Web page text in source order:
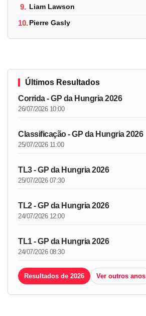
9. Liam Lawson
10.Pierre Gasly
Últimos Resultados
Corrida - GP da Hungria 2026
26/07/2026 10:00
Classificação - GP da Hungria 2026
25/07/2026 11:00
TL3 - GP da Hungria 2026
25/07/2026 07:30
TL2 - GP da Hungria 2026
24/07/2026 12:00
TL1 - GP da Hungria 2026
24/07/2026 08:30
Resultados de 2026 Ver outros anos